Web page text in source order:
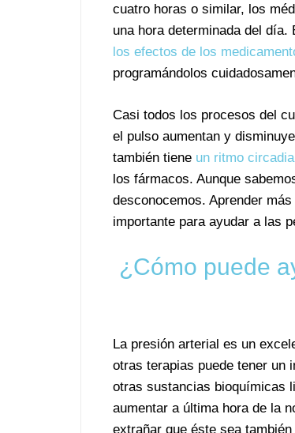
cuatro horas o similar, los
una hora determinada del
los efectos de los
programándolos
Casi todos los procesos del
el pulso aumentan y
también tiene un ritmo
los fármacos. Aunque
desconocemos. Aprender
importante para ayudar a las
¿Cómo puede
La presión arterial es un
otras terapias puede tener un
otras sustancias bioquímicas
aumentar a última hora de la
extrañar que éste sea